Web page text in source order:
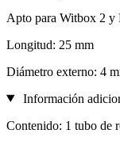
Apto para Witbox 2 y
Longitud: 25 mm
Diámetro externo: 4
Información
Contenido: 1 tubo de